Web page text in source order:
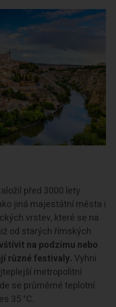
před 3000 lety
jiná majestátní města i
vrstev, které se na
od starých římských
na podzimu nebo
různé festivaly. Vyhni
metropolitní
se průměrné teplotní
35 °C.